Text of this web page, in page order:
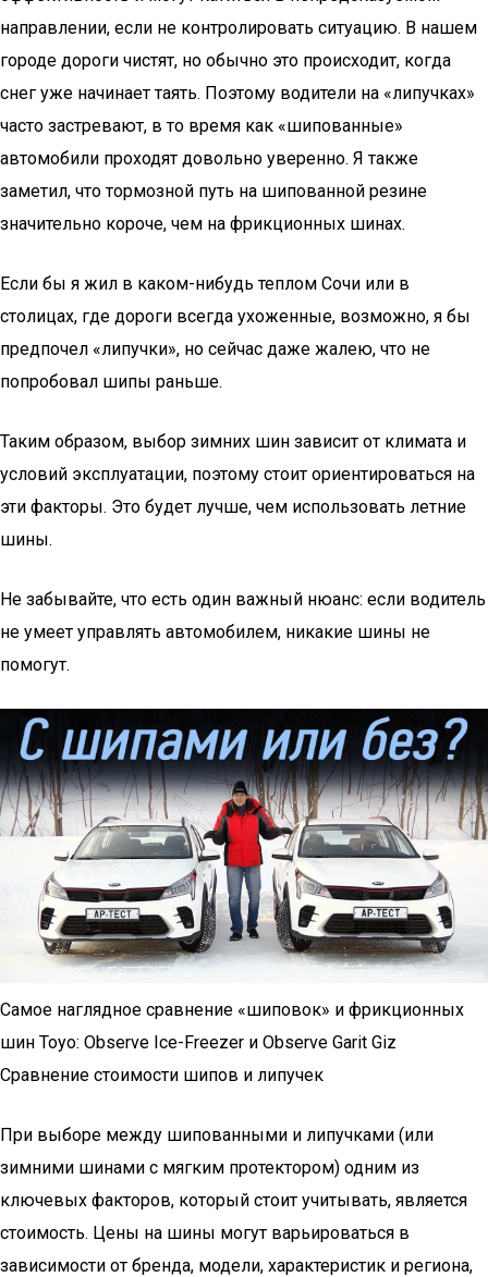
направлении, если не контролировать ситуацию. В нашем
городе дороги чистят, но обычно это происходит, когда
снег уже начинает таять. Поэтому водители на «липучках»
часто застревают, в то время как «шипованные»
автомобили проходят довольно уверенно. Я также
заметил, что тормозной путь на шипованной резине
значительно короче, чем на фрикционных шинах.
Если бы я жил в каком-нибудь теплом Сочи или в
столицах, где дороги всегда ухоженные, возможно, я бы
предпочел «липучки», но сейчас даже жалею, что не
попробовал шипы раньше.
Таким образом, выбор зимних шин зависит от климата и
условий эксплуатации, поэтому стоит ориентироваться на
эти факторы. Это будет лучше, чем использовать летние
шины.
Не забывайте, что есть один важный нюанс: если водитель
не умеет управлять автомобилем, никакие шины не
помогут.
Самое наглядное сравнение «шиповок» и фрикционных
шин Toyo: Observe Ice-Freezer и Observe Garit Giz
Сравнение стоимости шипов и липучек
При выборе между шипованными и липучками (или
зимними шинами с мягким протектором) одним из
ключевых факторов, который стоит учитывать, является
стоимость. Цены на шины могут варьироваться в
зависимости от бренда, модели, характеристик и региона,